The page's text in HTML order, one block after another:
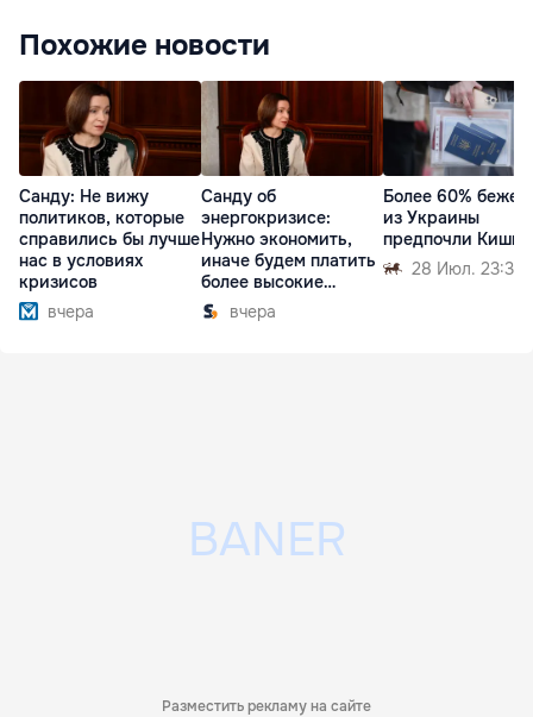
Похожие новости
Санду: Не вижу
политиков, которые
справились бы лучше
нас в условиях
кризисов
вчера
Санду об
энергокризисе:
Нужно экономить,
иначе будем платить
более высокие
тарифы
вчера
Более 60%
из Украины
предпочли
28 Июл. 23:32
Разместить рекламу на сайте